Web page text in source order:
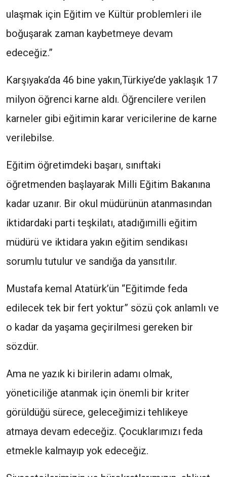
ulaşmak için Eğitim ve Kültür problemleri ile
boğuşarak zaman kaybetmeye devam
edeceğiz.”
Karşıyaka’da 46 bine yakın,Türkiye’de yaklaşık 17
milyon öğrenci karne aldı. Öğrencilere verilen
karneler gibi eğitimin karar vericilerine de karne
verilebilse.
Eğitim öğretimdeki başarı, sınıftaki
öğretmenden başlayarak Milli Eğitim Bakanına
kadar uzanır. Bir okul müdürünün atanmasından
iktidardaki parti teşkilatı, atadığımilli eğitim
müdürü ve iktidara yakın eğitim sendikası
sorumlu tutulur ve sandığa da yansıtılır.
Mustafa kemal Atatürk’ün “Eğitimde feda
edilecek tek bir fert yoktur” sözü çok anlamlı ve
o kadar da yaşama geçirilmesi gereken bir
sözdür.
Ama ne yazık ki birilerin adamı olmak,
yöneticiliğe atanmak için önemli bir kriter
görüldüğü sürece, geleceğimizi tehlikeye
atmaya devam edeceğiz. Çocuklarımızı feda
etmekle kalmayıp yok edeceğiz.